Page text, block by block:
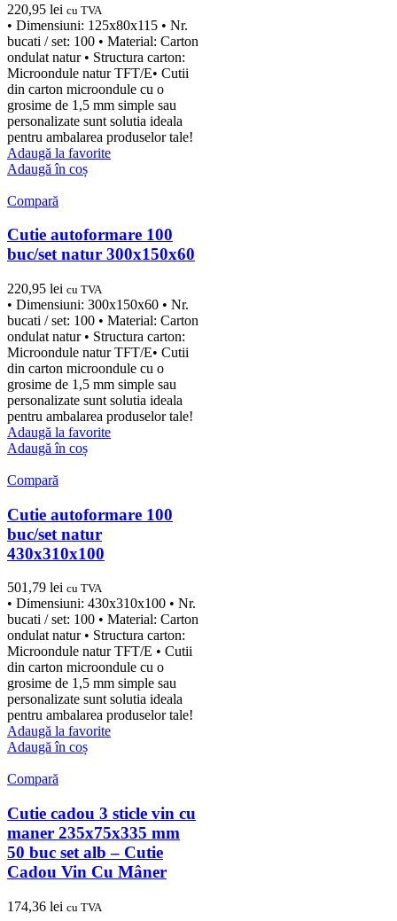
220,95 lei cu TVA
• Dimensiuni: 125x80x115 • Nr.
bucati / set: 100 • Material: Carton
ondulat natur • Structura carton:
Microondule natur TFT/E• Cutii
din carton microondule cu o
grosime de 1,5 mm simple sau
personalizate sunt solutia ideala
pentru ambalarea produselor tale!
Adaugă la favorite
Adaugă în coș
Compară
Cutie autoformare 100
buc/set natur 300x150x60
220,95 lei cu TVA
• Dimensiuni: 300x150x60 • Nr.
bucati / set: 100 • Material: Carton
ondulat natur • Structura carton:
Microondule natur TFT/E• Cutii
din carton microondule cu o
grosime de 1,5 mm simple sau
personalizate sunt solutia ideala
pentru ambalarea produselor tale!
Adaugă la favorite
Adaugă în coș
Compară
Cutie autoformare 100
buc/set natur
430x310x100
501,79 lei cu TVA
• Dimensiuni: 430x310x100 • Nr.
bucati / set: 100 • Material: Carton
ondulat natur • Structura carton:
Microondule natur TFT/E • Cutii
din carton microondule cu o
grosime de 1,5 mm simple sau
personalizate sunt solutia ideala
pentru ambalarea produselor tale!
Adaugă la favorite
Adaugă în coș
Compară
Cutie cadou 3 sticle vin cu
maner 235x75x335 mm
50 buc set alb – Cutie
Cadou Vin Cu Mâner
174,36 lei cu TVA